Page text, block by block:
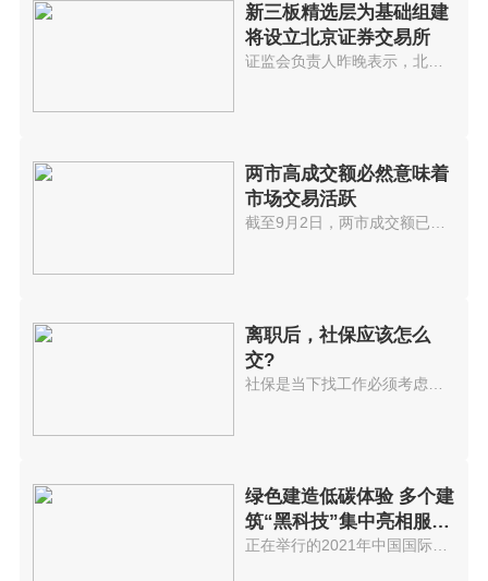
新三板精选层为基础组建
将设立北京证券交易所
证监会负责人昨晚表示，北京证券...
两市高成交额必然意味着
市场交易活跃
离职后，社保应该怎么
交?
绿色建造低碳体验 多个建
筑“黑科技”集中亮相服贸
会
正在举行的2021年中国国际服务贸...